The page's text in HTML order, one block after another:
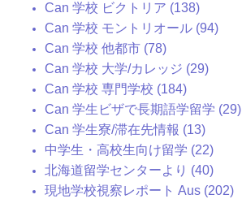
Can 学校 ビクトリア (138)
Can 学校 モントリオール (94)
Can 学校 他都市 (78)
Can 学校 大学/カレッジ (29)
Can 学校 専門学校 (184)
Can 学生ビザで長期語学留学 (29)
Can 学生寮/滞在先情報 (13)
中学生・高校生向け留学 (22)
北海道留学センターより (40)
現地学校視察レポート Aus (202)